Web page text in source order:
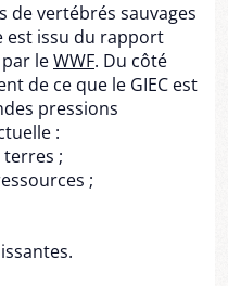
de vertébrés sauvages
est issu du rapport
leWWF. Du côté
de ce que le GIEC est
pressions
:
;
;